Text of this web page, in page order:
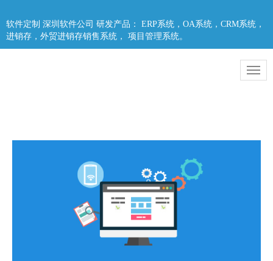
软件定制 深圳软件公司 研发产品： ERP系统，OA系统，CRM系统，
进销存，外贸进销存销售系统， 项目管理系统。